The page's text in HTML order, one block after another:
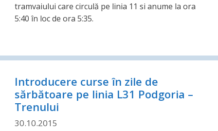
tramvaiului care circulă pe linia 11 si anume la ora
5:40 în loc de ora 5:35.
Introducere curse în zile de
sărbătoare pe linia L31 Podgoria –
Trenului
30.10.2015